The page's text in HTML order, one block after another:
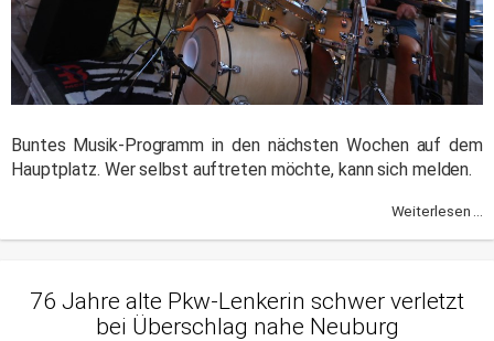
Buntes Musik-Programm in den nächsten Wochen auf dem
Hauptplatz. Wer selbst auftreten möchte, kann sich melden.
Weiterlesen ...
76 Jahre alte Pkw-Lenkerin schwer verletzt
bei Überschlag nahe Neuburg